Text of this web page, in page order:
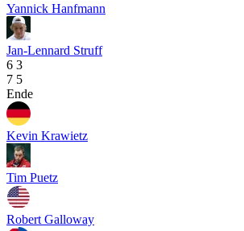
Yannick Hanfmann
Jan-Lennard Struff
6 3
7 5
Ende
Kevin Krawietz
Tim Puetz
Robert Galloway